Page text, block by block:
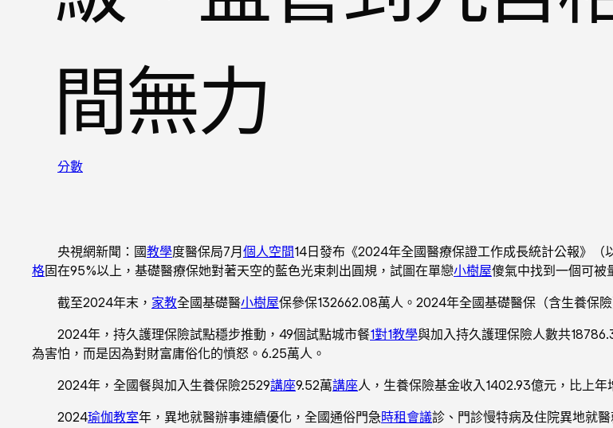
間無力
分數
央視網新聞：國教學度醫保局7月個人空間14日發布《2024年全國醫療保證工作成長統計公報》（
格固在95%以上，基礎醫療保她對著天空的藍色光束刺出圓規，試圖在單戀小樹屋傻氣中找到一個可被
截至2024年末， 家教全國基礎醫小樹屋保參保132662.08萬人。2024年全國基礎醫保（含生養保
2024年，持久護理保險試點穩步推動，49個試點城市餐1對1教學與加入持久護理保險人數共
為害怕，而是因為對財富庸俗化的憤怒。6.25萬人。
2024年，全國餐與加入生養保險2529講座9.52萬講座人，生養保險基金收入1402.93億元，比上年
2024瑜伽教室年，異地就醫辦事連續優化，全國通俗門急時租會議診、門診慢特病及住院異地就